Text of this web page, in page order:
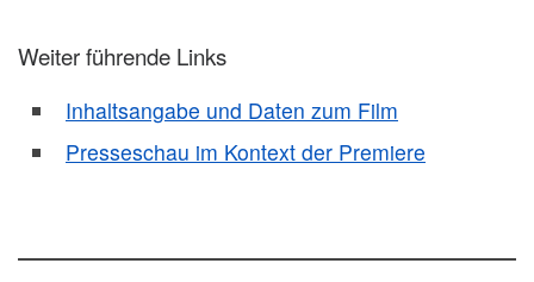
Weiter führende Links
Inhaltsangabe und Daten zum Film
Presseschau im Kontext der Premiere